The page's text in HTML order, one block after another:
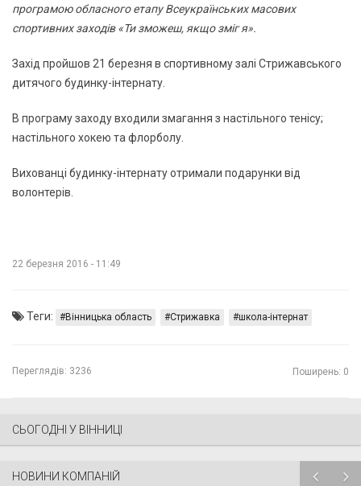
програмою обласного етапу Всеукраїнських масових
спортивних заходів «Ти зможеш, якщо зміг я».
Захід пройшов 21 березня в спортивному залі Стрижавського
дитячого будинку-інтернату.
В програму заходу входили змагання з настільного тенісу;
настільного хокею та флорболу.
Вихованці будинку-інтернату отримали подарунки від
волонтерів.
22 березня 2016 - 11:49
Теги: Вінницька область Стрижавка школа-інтернат
Переглядів: 3236 Поширень: 0
СЬОГОДНІ У ВІННИЦІ
НОВИНИ КОМПАНІЙ